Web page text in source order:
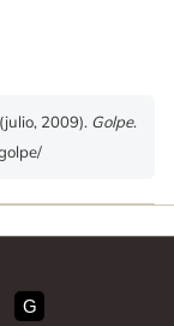
2009). Golpe.
G